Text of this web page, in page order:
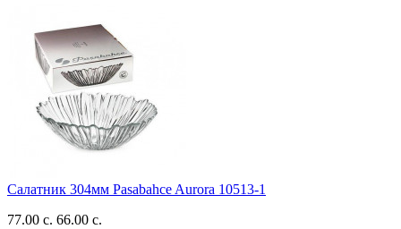
Салатник 304мм Pasabahce Aurora 10513-1
77.00 с. 66.00 с.